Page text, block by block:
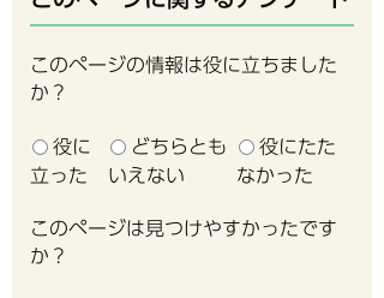
このページの情報は役に立ちました
か？
役に
立った
どちらとも
いえない
役にたた
なかった
このページは見つけやすかったです
か？